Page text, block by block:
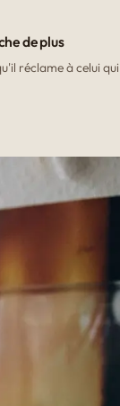
de plus
réclame à celui qui